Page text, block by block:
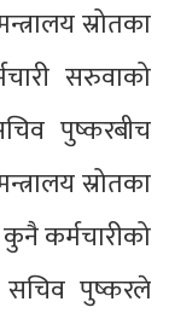
स्रोतका
सरुवाको
पुष्करबीच
स्रोतका
कर्मचारीको
सचिव पुष्करले